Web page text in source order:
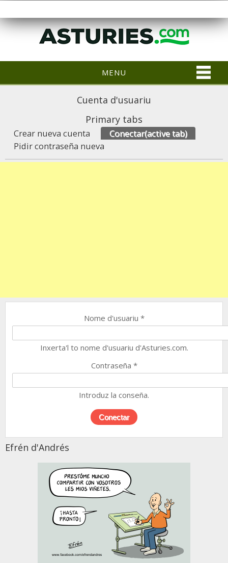
MENU
Cuenta d'usuariu
Primary tabs
Crear nueva cuenta Conectar(active tab)
Pidir contraseña nueva
Nome d'usuariu *
Inxerta'l to nome d'usuariu d'Asturies.com.
Contraseña *
Introduz la conseña.
Efrén d'Andrés